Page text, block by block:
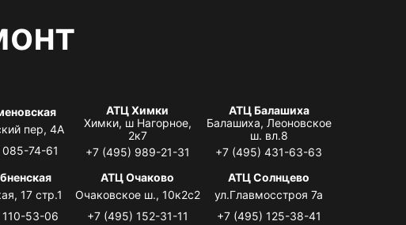
пер, 4А
74-61
АТЦ Химки
Химки, ш Нагорное,
2к7
+7 (495) 989-21-31
АТЦ Балашиха
Балашиха, Леоновское
ш. вл.8
+7 (495) 431-63-63
17 стр.1
53-06
АТЦ Очаково
Очаковское ш., 10к2с2
+7 (495) 152-31-11
АТЦ Солнцево
ул.Главмосстроя 7а
+7 (495) 125-38-41